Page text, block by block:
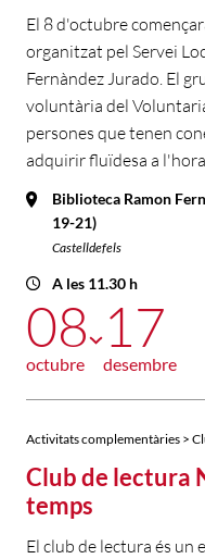
El 8 d'octubre
organitzat pel Servei
Fernàndez Jurado. El
voluntària del
persones que tenen
adquirir fluïdesa a
Biblioteca Ramon
19-21)
Castelldefels
A les 11.30 h
08
octubre
17
desembre
Activitats complementàries >
Club de lectura
temps
El club de lectura és un